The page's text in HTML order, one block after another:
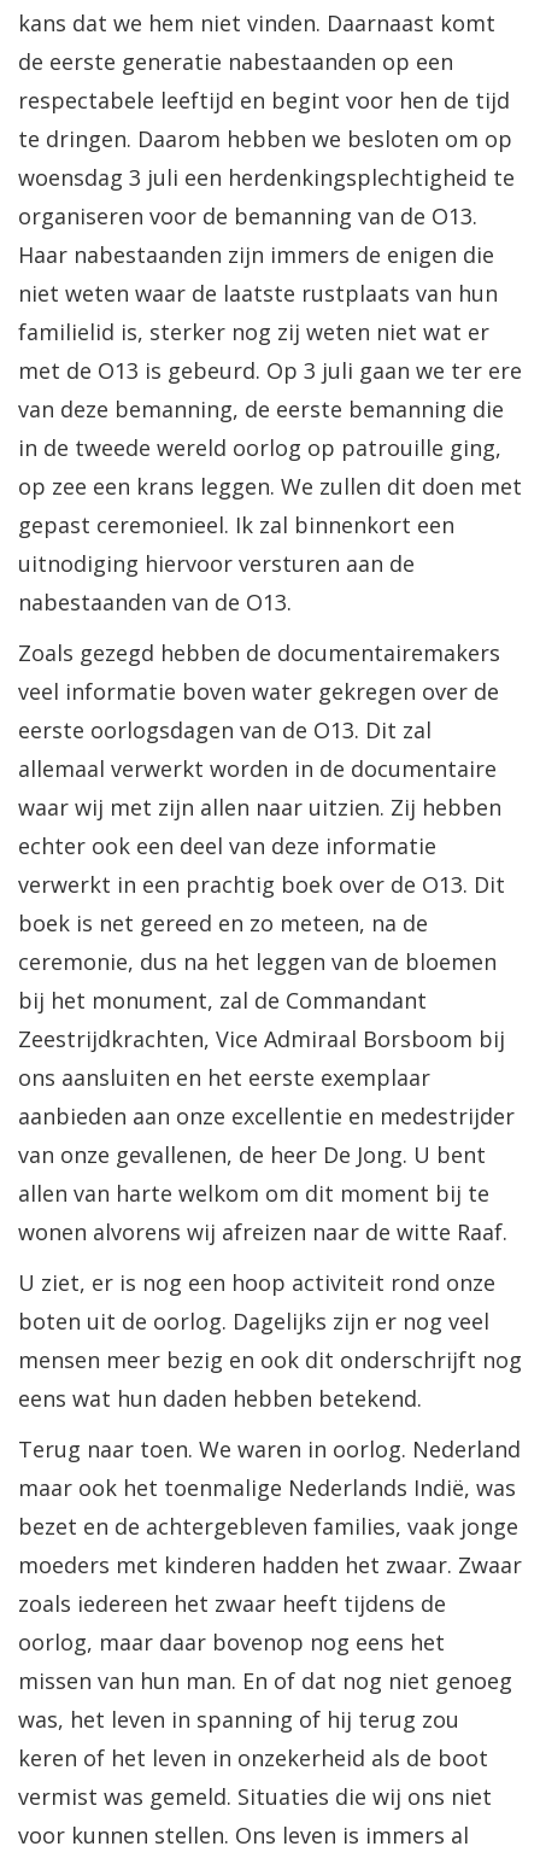
kans dat we hem niet vinden. Daarnaast komt
de eerste generatie nabestaanden op een
respectabele leeftijd en begint voor hen de tijd
te dringen. Daarom hebben we besloten om op
woensdag 3 juli een herdenkingsplechtigheid te
organiseren voor de bemanning van de O13.
Haar nabestaanden zijn immers de enigen die
niet weten waar de laatste rustplaats van hun
familielid is, sterker nog zij weten niet wat er
met de O13 is gebeurd. Op 3 juli gaan we ter ere
van deze bemanning, de eerste bemanning die
in de tweede wereld oorlog op patrouille ging,
op zee een krans leggen. We zullen dit doen met
gepast ceremonieel. Ik zal binnenkort een
uitnodiging hiervoor versturen aan de
nabestaanden van de O13.
Zoals gezegd hebben de documentairemakers
veel informatie boven water gekregen over de
eerste oorlogsdagen van de O13. Dit zal
allemaal verwerkt worden in de documentaire
waar wij met zijn allen naar uitzien. Zij hebben
echter ook een deel van deze informatie
verwerkt in een prachtig boek over de O13. Dit
boek is net gereed en zo meteen, na de
ceremonie, dus na het leggen van de bloemen
bij het monument, zal de Commandant
Zeestrijdkrachten, Vice Admiraal Borsboom bij
ons aansluiten en het eerste exemplaar
aanbieden aan onze excellentie en medestrijder
van onze gevallenen, de heer De Jong. U bent
allen van harte welkom om dit moment bij te
wonen alvorens wij afreizen naar de witte Raaf.
U ziet, er is nog een hoop activiteit rond onze
boten uit de oorlog. Dagelijks zijn er nog veel
mensen meer bezig en ook dit onderschrijft nog
eens wat hun daden hebben betekend.
Terug naar toen. We waren in oorlog. Nederland
maar ook het toenmalige Nederlands Indië, was
bezet en de achtergebleven families, vaak jonge
moeders met kinderen hadden het zwaar. Zwaar
zoals iedereen het zwaar heeft tijdens de
oorlog, maar daar bovenop nog eens het
missen van hun man. En of dat nog niet genoeg
was, het leven in spanning of hij terug zou
keren of het leven in onzekerheid als de boot
vermist was gemeld. Situaties die wij ons niet
voor kunnen stellen. Ons leven is immers al